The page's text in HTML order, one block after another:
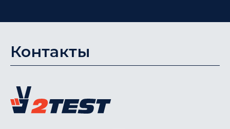
Контакты